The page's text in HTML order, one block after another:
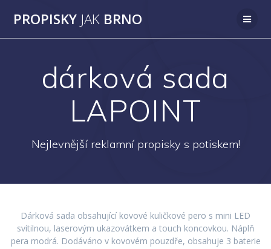
na
PROPISKY JAK BRNO
dárková sada
LAPOINT
Nejlevnější reklamní propisky s potiskem!
Dárková sada obsahující kovové kuličkové pero s mini LED
svítilnou, laserovým ukazovátkem a touch koncovkou. Náplň
pera modrá. Dodáváno v kovovém pouzdře, obsahuje 3 baterie